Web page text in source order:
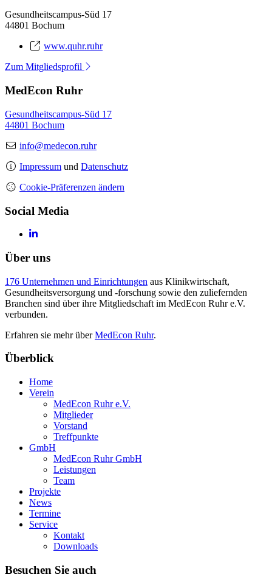
Gesundheitscampus-Süd 17
44801 Bochum
www.quhr.ruhr
Zum Mitgliedsprofil
MedEcon Ruhr
Gesundheitscampus-Süd 17
44801 Bochum
info@medecon.ruhr
Impressum und Datenschutz
Cookie-Präferenzen ändern
Social Media
Über uns
176 Unternehmen und Einrichtungen aus Klinikwirtschaft,
Gesundheitsversorgung und -forschung sowie den zuliefernden
Branchen sind über ihre Mitgliedschaft im MedEcon Ruhr e.V.
verbunden.
Erfahren sie mehr überMedEcon Ruhr.
Überblick
Home
Verein
MedEcon Ruhr e.V.
Mitglieder
Vorstand
Treffpunkte
GmbH
MedEcon Ruhr GmbH
Leistungen
Team
Projekte
News
Termine
Service
Kontakt
Downloads
Besuchen Sie auch